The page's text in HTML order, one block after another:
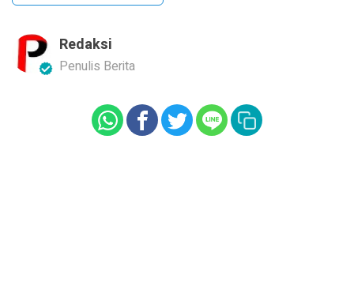
Redaksi
Penulis Berita